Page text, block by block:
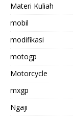
Materi Kuliah
mobil
modifikasi
motogp
Motorcycle
mxgp
Ngaji